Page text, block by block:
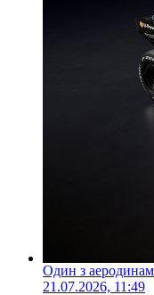
Один з
21.07.2026, 11:49